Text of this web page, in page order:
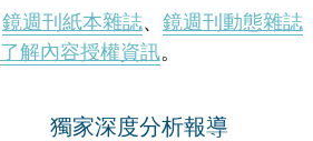
鏡週刊紙本雜誌、 鏡週刊動態雜誌
了解內容授權資訊。
獨家深度分析報導